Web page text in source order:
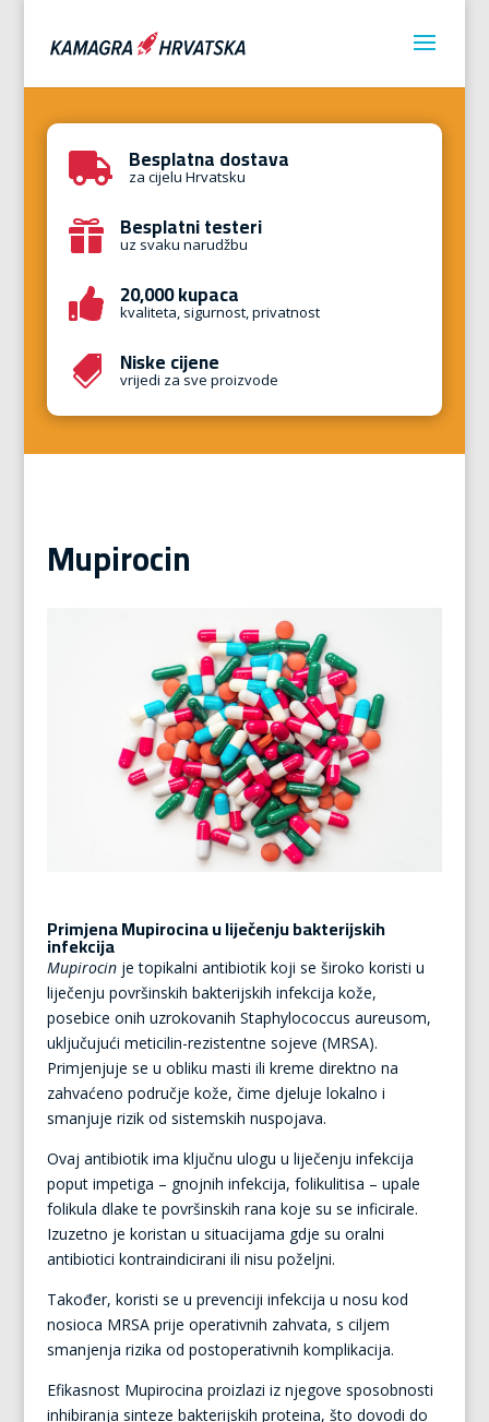
 Besplatna dostava
za cijelu Hrvatsku
 Besplatni testeri
uz svaku narudžbu
 20,000 kupaca
kvaliteta, sigurnost, privatnost
 Niske cijene
vrijedi za sve proizvode
Mupirocin
Primjena Mupirocina u liječenju bakterijskih
infekcija
Mupirocinje topikalni antibiotik koji se široko koristi u
liječenju površinskih bakterijskih infekcija kože,
posebice onih uzrokovanih Staphylococcus aureusom,
uključujući meticilin-rezistentne sojeve (MRSA).
Primjenjuje se u obliku masti ili kreme direktno na
zahvaćeno područje kože, čime djeluje lokalno i
smanjuje rizik od sistemskih nuspojava.
Ovaj antibiotik ima ključnu ulogu u liječenju infekcija
poput impetiga – gnojnih infekcija, folikulitisa – upale
folikula dlake te površinskih rana koje su se inficirale.
Izuzetno je koristan u situacijama gdje su oralni
antibiotici kontraindicirani ili nisu poželjni.
Također, koristi se u prevenciji infekcija u nosu kod
nosioca MRSA prije operativnih zahvata, s ciljem
smanjenja rizika od postoperativnih komplikacija.
Efikasnost Mupirocina proizlazi iz njegove sposobnosti
inhibiranja sinteze bakterijskih proteina, što dovodi do